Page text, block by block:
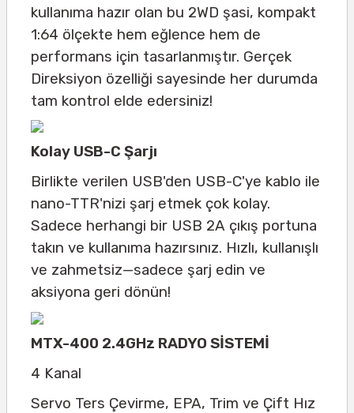
kullanıma hazır olan bu 2WD şasi, kompakt
1:64 ölçekte hem eğlence hem de
performans için tasarlanmıştır. Gerçek
Direksiyon özelliği sayesinde her durumda
tam kontrol elde edersiniz!
Kolay USB-C Şarjı
Birlikte verilen USB'den USB-C'ye kablo ile
nano-TTR'nizi şarj etmek çok kolay.
Sadece herhangi bir USB 2A çıkış portuna
takın ve kullanıma hazırsınız. Hızlı, kullanışlı
ve zahmetsiz—sadece şarj edin ve
aksiyona geri dönün!
MTX-400 2.4GHz RADYO SİSTEMİ
4 Kanal
Servo Ters Çevirme, EPA, Trim ve Çift Hız